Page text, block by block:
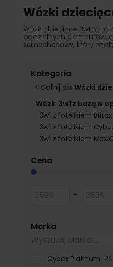
Wózki
Wózki dziecięce 3w1 to
oddzielnych elementów,
samochodowy, który
Kategoria
< Cofnij do: Wózki
Wózki 3w1 z bazą w
3w1 z fotelikiem Britax
3w1 z fotelikiem
3w1 z fotelikiem
Cena
Minimum value
-
Marka
Cybex Platinum 29